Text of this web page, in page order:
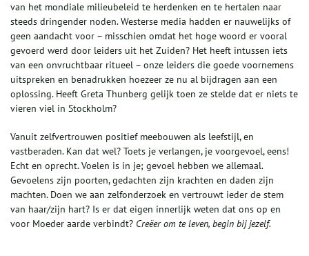
van het mondiale milieubeleid te herdenken en te hertalen naar
steeds dringender noden. Westerse media hadden er nauwelijks of
geen aandacht voor – misschien omdat het hoge woord er vooral
gevoerd werd door leiders uit het Zuiden? Het heeft intussen iets
van een onvruchtbaar ritueel – onze leiders die goede voornemens
uitspreken en benadrukken hoezeer ze nu al bijdragen aan een
oplossing. Heeft Greta Thunberg gelijk toen ze stelde dat er niets te
vieren viel in Stockholm?
Vanuit zelfvertrouwen positief meebouwen als leefstijl, en
vastberaden. Kan dat wel? Toets je verlangen, je voorgevoel, eens!
Echt en oprecht. Voelen is in je; gevoel hebben we allemaal.
Gevoelens zijn poorten, gedachten zijn krachten en daden zijn
machten. Doen we aan zelfonderzoek en vertrouwt ieder de stem
van haar/zijn hart? Is er dat eigen innerlijk weten dat ons op en
voor Moeder aarde verbindt? Creëer om te leven, begin bij jezelf.